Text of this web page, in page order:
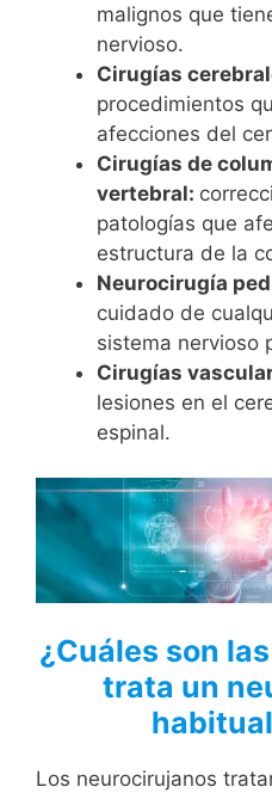
malignos que
nervioso.
Cirugías
procedimientos
afecciones del
Cirugías de
vertebral:
patologías que
estructura de la
Neurocirugía
cuidado de
sistema nervioso
Cirugías
lesiones en el
espinal.
¿Cuáles son
trata un
Los neurocirujanos